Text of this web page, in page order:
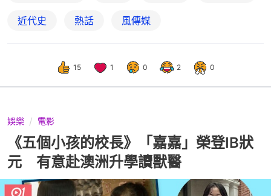
近代史 熱話 風傳媒
15 1 0 2 0
娛樂 電影
《五個小孩的校長》「嘉嘉」榮登IB狀
元 有意赴澳洲升學讀獸醫